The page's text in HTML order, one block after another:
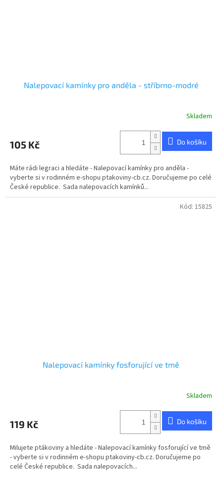
Nalepovací kamínky pro anděla - stříbrno-modré
Skladem
105 Kč Do košíku
Máte rádi legraci a hledáte - Nalepovací kamínky pro anděla -
vyberte si v rodinném e-shopu ptakoviny-cb.cz. Doručujeme po celé
České republice. Sada nalepovacích kamínků...
Nalepovací kamínky fosforující ve tmě
Skladem
119 Kč Do košíku
Milujete ptákoviny a hledáte - Nalepovací kamínky fosforující ve tmě
- vyberte si v rodinném e-shopu ptakoviny-cb.cz. Doručujeme po
celé České republice. Sada nalepovacích...
Kód: 15825